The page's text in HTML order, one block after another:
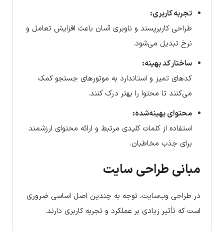
تجربه کاربری:
طراحی کاربرپسند و ناوبری آسان باعث افزایش تعامل و
نرخ تبدیل می‌شود.
ساختار کد بهینه:
کدهای تمیز و استاندارد به موتورهای جستجو کمک
می‌کنند تا محتوا را بهتر درک کنند.
محتوای بهینه‌شده:
استفاده از کلمات کلیدی مرتبط و ارائه محتوای ارزشمند
برای جذب مخاطبان.
مبانی طراحی سایت
در طراحی وب‌سایت، توجه به چندین اصل اساسی ضروری
است که تأثیر زیادی بر عملکرد و تجربه کاربری دارند.